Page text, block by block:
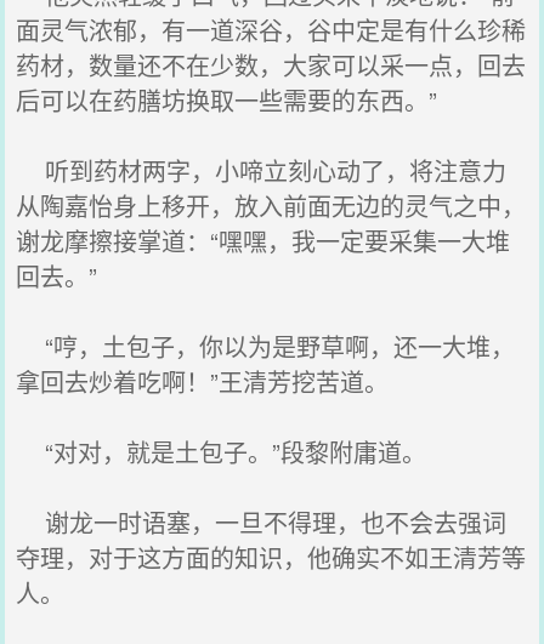
面灵气浓郁，有一道深谷，谷中定是有什么珍稀
药材，数量还不在少数，大家可以采一点，回去
后可以在药膳坊换取一些需要的东西。”
听到药材两字，小啼立刻心动了，将注意力
从陶嘉怡身上移开，放入前面无边的灵气之中，
谢龙摩擦接掌道：“嘿嘿，我一定要采集一大堆
回去。”
“哼，土包子，你以为是野草啊，还一大堆，
拿回去炒着吃啊！”王清芳挖苦道。
“对对，就是土包子。”段黎附庸道。
谢龙一时语塞，一旦不得理，也不会去强词
夺理，对于这方面的知识，他确实不如王清芳等
人。